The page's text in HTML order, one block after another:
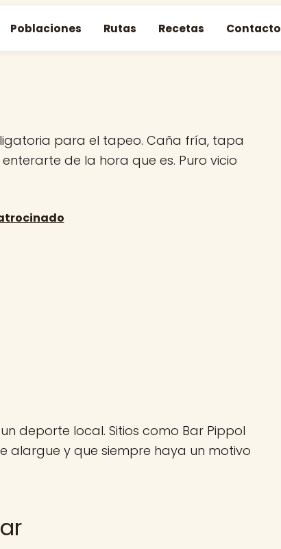
Poblaciones Rutas Recetas Contacto
para el tapeo. Caña fría, tapa
de la hora que es. Puro vicio
deporte local. Sitios como Bar Pippol
alargue y que siempre haya un motivo